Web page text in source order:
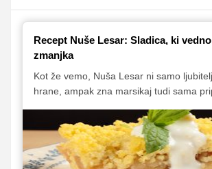
Recept Nuše Lesar: Sladica, ki
zmanjka
Kot že vemo, Nuša Lesar ni samo
hrane, ampak zna marsikaj tudi sama
skuhati,« nam je v intervjuju zaupala
voditeljica oddaje Svet na Kanalu A,
delila recept za sladico, ki jo naravnost
katero rada razveseli svoje domače.